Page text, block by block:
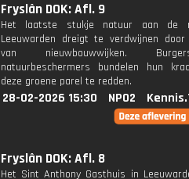
Fryslân DOK: Afl. 9
Het laatste stukje natuur aan de
Leeuwarden dreigt te verdwijnen
van nieuwbouwwijken.
natuurbeschermers bundelen hun
deze groene parel te redden.
28-02-2026 15:30 NPO2
Fryslân DOK: Afl. 8
Het Sint Anthony Gasthuis in